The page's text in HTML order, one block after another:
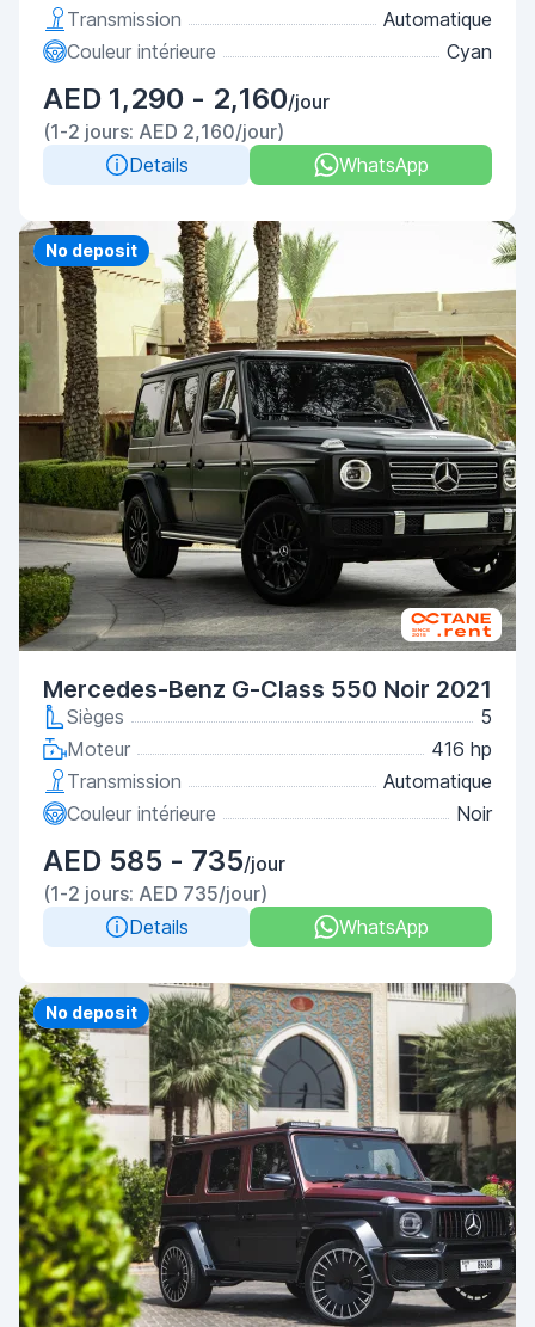
Transmission
Automatique
Couleur intérieure
Cyan
AED 1,290 - 2,160/jour
(1-2 jours: AED 2,160/jour)
Details
WhatsApp
Priority
No deposit
Mercedes-Benz G-Class 550 Noir 2021
Sièges
5
Moteur
416 hp
Transmission
Automatique
Couleur intérieure
Noir
AED 585 - 735/jour
(1-2 jours: AED 735/jour)
Details
WhatsApp
Priority
No deposit